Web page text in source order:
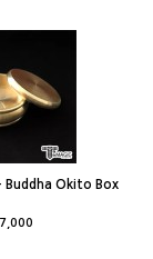
- Buddha Okito Box